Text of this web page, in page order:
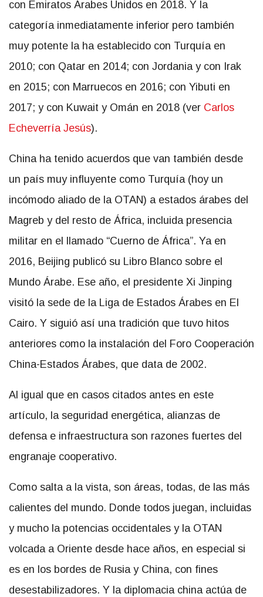
con Emiratos Árabes Unidos en 2018. Y la
categoría inmediatamente inferior pero también
muy potente la ha establecido con Turquía en
2010; con Qatar en 2014; con Jordania y con Irak
en 2015; con Marruecos en 2016; con Yibuti en
2017; y con Kuwait y Omán en 2018 (ver Carlos
Echeverría Jesús).
China ha tenido acuerdos que van también desde
un país muy influyente como Turquía (hoy un
incómodo aliado de la OTAN) a estados árabes del
Magreb y del resto de África, incluida presencia
militar en el llamado “Cuerno de África”. Ya en
2016, Beijing publicó su Libro Blanco sobre el
Mundo Árabe. Ese año, el presidente Xi Jinping
visitó la sede de la Liga de Estados Árabes en El
Cairo. Y siguió así una tradición que tuvo hitos
anteriores como la instalación del Foro Cooperación
China-Estados Árabes, que data de 2002.
Al igual que en casos citados antes en este
artículo, la seguridad energética, alianzas de
defensa e infraestructura son razones fuertes del
engranaje cooperativo.
Como salta a la vista, son áreas, todas, de las más
calientes del mundo. Donde todos juegan, incluidas
y mucho la potencias occidentales y la OTAN
volcada a Oriente desde hace años, en especial si
es en los bordes de Rusia y China, con fines
desestabilizadores. Y la diplomacia china actúa de